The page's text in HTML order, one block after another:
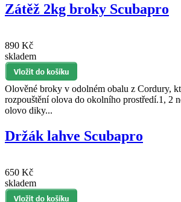
Zátěž 2kg broky Scubapro
890 Kč
skladem
Olověné broky v odolném obalu z Cordury,
rozpouštění olova do okolního prostředí.1, 2
olovo diky...
Držák lahve Scubapro
650 Kč
skladem